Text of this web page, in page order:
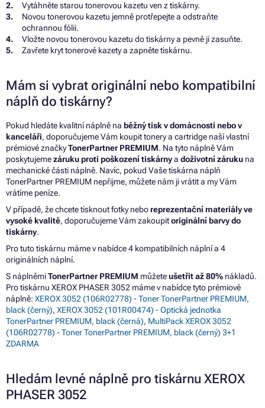
Vytáhněte starou tonerovou kazetu ven z tiskárny.
Novou tonerovou kazetu jemně protřepejte a odstraňte
ochrannou fólii.
Vložte novou tonerovou kazetu do tiskárny a pevně ji zasuňte.
Zavřete kryt tonerové kazety a zapněte tiskárnu.
Mám si vybrat originální nebo kompatibilní
náplň do tiskárny?
Pokud hledáte kvalitní náplně na běžný tisk v domácnosti nebo v
kanceláři, doporučujeme Vám koupit tonery a cartridge naší vlastní
prémiové značkyTonerPartner PREMIUM. Na tyto náplně Vám
poskytujemezáruku proti poškození tiskárnya doživotní záruku na
mechanické části náplně. Navíc, pokud Vaše tiskárna náplň
TonerPartner PREMIUM nepřijme, můžete nám ji vrátit a my Vám
vrátíme peníze.
V případě, že chcete tisknout fotky neboreprezentační materiály ve
vysoké kvalitě, doporučujeme Vám zakoupitoriginální barvy do
tiskárny.
Pro tuto tiskárnu máme v nabídce 4 kompatibilních náplní a 4
originálních náplní.
S náplněmiTonerPartner PREMIUM můžeteušetřit až 80% nákladů.
Pro tiskárnu XEROX PHASER 3052 máme v nabídce tyto prémiové
náplně: XEROX 3052 (106R02778) - Toner TonerPartner PREMIUM,
black (černý), XEROX 3052 (101R00474) - Optická jednotka
TonerPartner PREMIUM, black (černá), MultiPack XEROX 3052
(106R02778) - Toner TonerPartner PREMIUM, black (černý) 3+1
ZDARMA
Hledám levné náplně pro tiskárnu XEROX
PHASER 3052